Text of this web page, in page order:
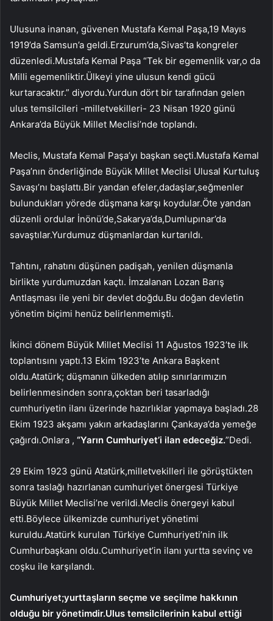
Ulusuna inanan, güvenen Mustafa Kemal Paşa,19 Mayıs
1919’da Samsun’a geldi.Erzurum’da,Sivas’ta kongreler
düzenledi.Mustafa Kemal Paşa “Tek bir egemenlik var,o da
Milli egemenliktir.Ülkeyi yine ulusun kendi gücü
kurtaracaktır.” diyordu.Yurdun dört bir tarafından gelen
ulus temsilcileri -milletvekilleri- 23 Nisan 1920 günü
Ankara’da Büyük Millet Meclisi’nde toplandı.
Meclis, Mustafa Kemal Paşa’yı başkan seçti.Mustafa Kemal
Paşa’nın önderliğinde Büyük Millet Meclisi Ulusal Kurtuluş
Savaşı’nı başlattı.Bir yandan efeler,dadaşlar,seğmenler
bulundukları yörede düşmana karşı koydular.Öte yandan
düzenli ordular İnönü’de,Sakarya’da,Dumlupınar’da
savaştılar.Yurdumuz düşmanlardan kurtarıldı.
Tahtını, rahatını düşünen padişah, yenilen düşmanla
birlikte yurdumuzdan kaçtı. İmzalanan Lozan Barış
Antlaşması ile yeni bir devlet doğdu.Bu doğan devletin
yönetim biçimi henüz belirlenmemişti.
İkinci dönem Büyük Millet Meclisi 11 Ağustos 1923’te ilk
toplantısını yaptı.13 Ekim 1923’te Ankara Başkent
oldu.Atatürk; düşmanın ülkeden atılıp sınırlarımızın
belirlenmesinden sonra,çoktan beri tasarladığı
cumhuriyetin ilanı üzerinde hazırlıklar yapmaya başladı.28
Ekim 1923 akşamı yakın arkadaşlarını Çankaya’da yemeğe
çağırdı.Onlara , “Yarın Cumhuriyet’i ilan edeceğiz.”Dedi.
29 Ekim 1923 günü Atatürk,milletvekilleri ile görüştükten
sonra taslağı hazırlanan cumhuriyet önergesi Türkiye
Büyük Millet Meclisi’ne verildi.Meclis önergeyi kabul
etti.Böylece ülkemizde cumhuriyet yönetimi
kuruldu.Atatürk kurulan Türkiye Cumhuriyeti’nin ilk
Cumhurbaşkanı oldu.Cumhuriyet’in ilanı yurtta sevinç ve
coşku ile karşılandı.
Cumhuriyet;yurttaşların seçme ve seçilme hakkının
olduğu bir yönetimdir.Ulus temsilcilerinin kabul ettiği